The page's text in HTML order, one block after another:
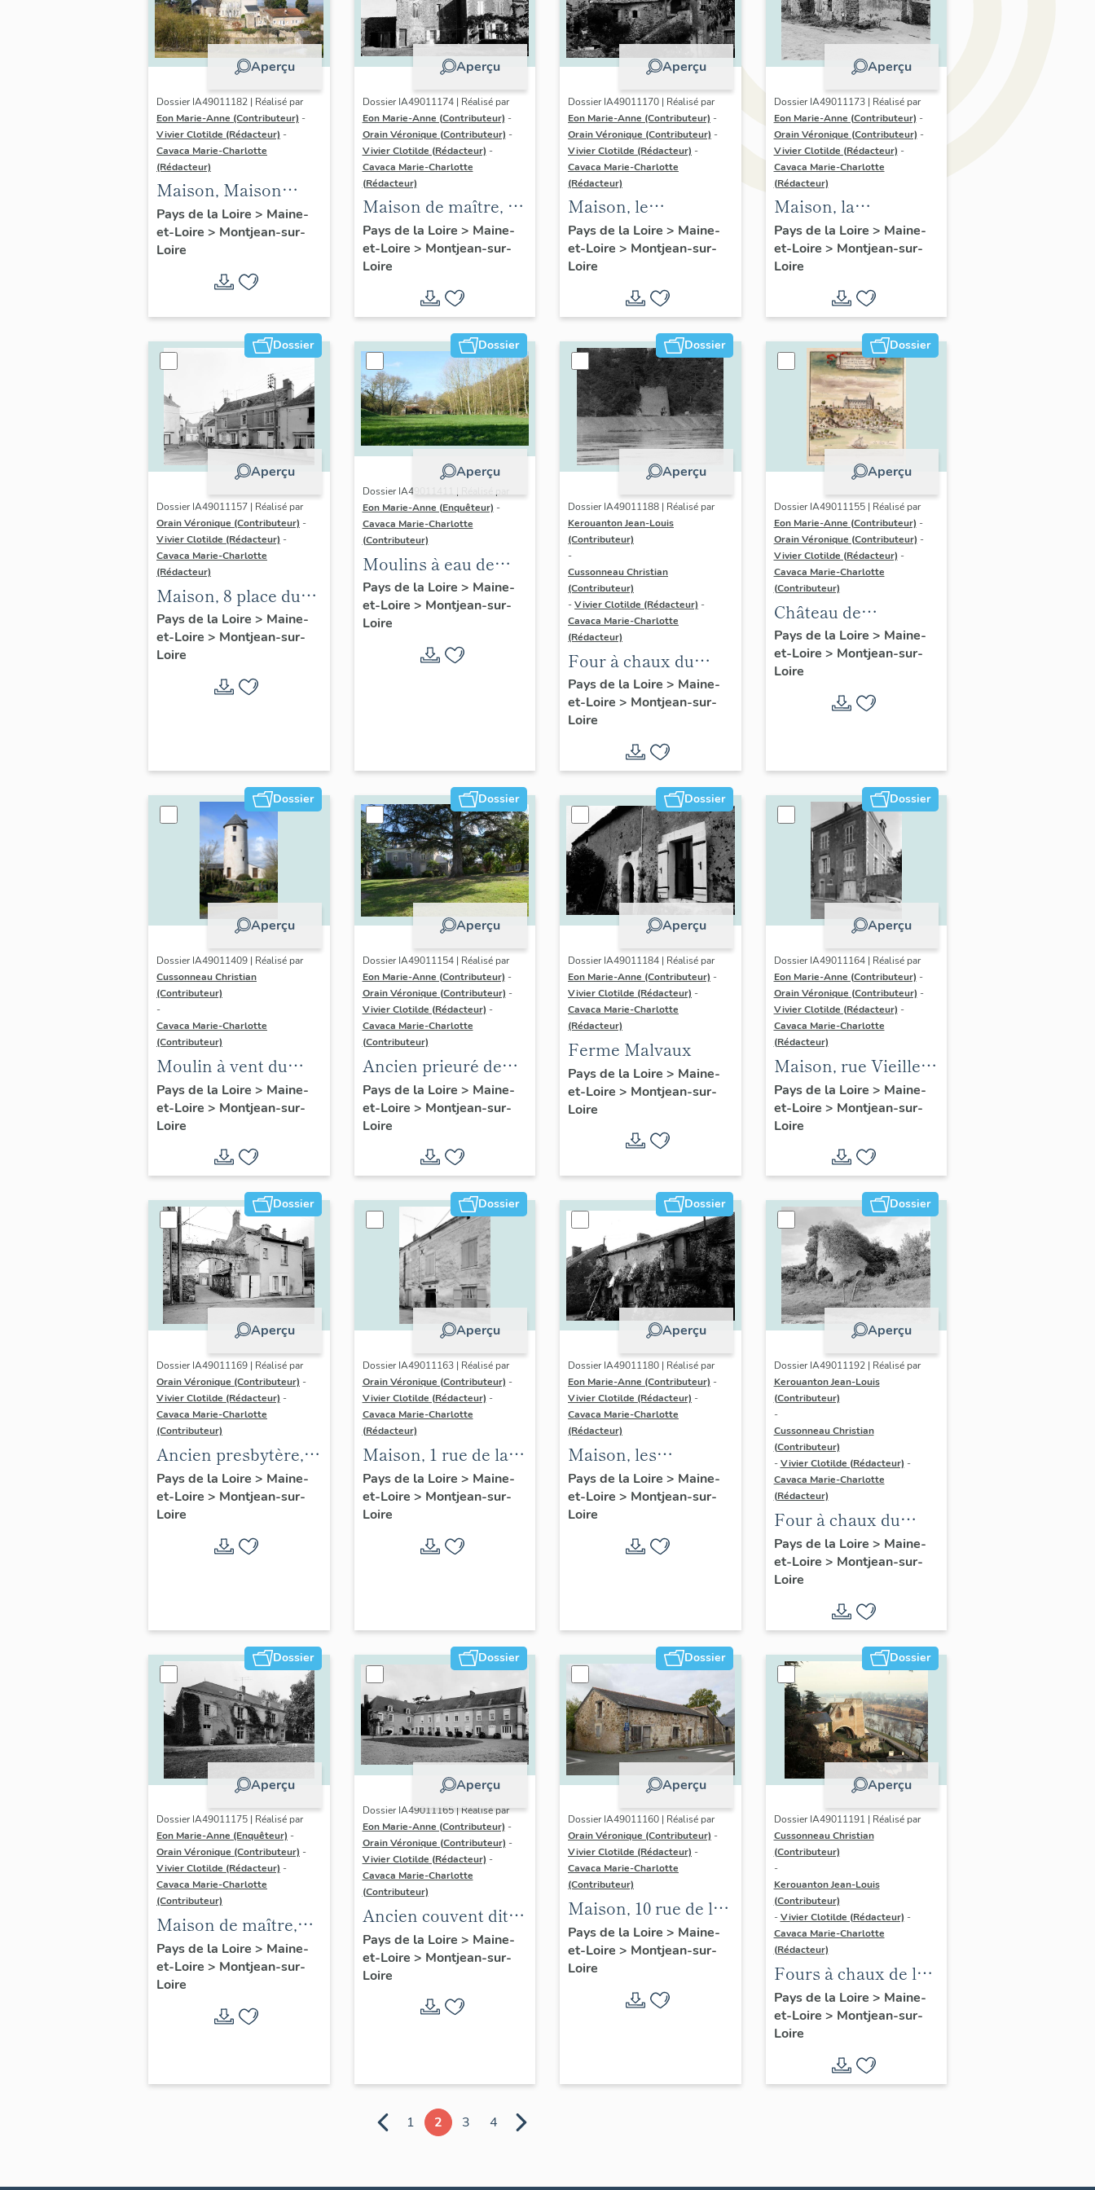
Aperçu
Dossier IA49011182 | Réalisé par
Eon Marie-Anne (Contributeur) -
Vivier Clotilde (Rédacteur) -
Cavaca Marie-Charlotte
(Rédacteur)
Maison, Maison
Blanche
Pays de la Loire > Maine-
et-Loire > Montjean-sur-
Loire
Aperçu
Dossier IA49011174 | Réalisé par
Eon Marie-Anne (Contributeur) -
Orain Véronique (Contributeur) -
Vivier Clotilde (Rédacteur) -
Cavaca Marie-Charlotte
(Rédacteur)
Maison de maître, la
Nouvelle Orchère
Pays de la Loire > Maine-
et-Loire > Montjean-sur-
Loire
Aperçu
Dossier IA49011170 | Réalisé par
Eon Marie-Anne (Contributeur) -
Orain Véronique (Contributeur) -
Vivier Clotilde (Rédacteur) -
Cavaca Marie-Charlotte
(Rédacteur)
Maison, le
Croissement
Pays de la Loire > Maine-
et-Loire > Montjean-sur-
Loire
Aperçu
Dossier IA49011173 | Réalisé par
Eon Marie-Anne (Contributeur) -
Orain Véronique (Contributeur) -
Vivier Clotilde (Rédacteur) -
Cavaca Marie-Charlotte
(Rédacteur)
Maison, la
Guindonnière
Pays de la Loire > Maine-
et-Loire > Montjean-sur-
Loire
Dossier
Aperçu
Dossier IA49011157 | Réalisé par
Orain Véronique (Contributeur) -
Vivier Clotilde (Rédacteur) -
Cavaca Marie-Charlotte
(Rédacteur)
Maison, 8 place du
Docteur-Defois
Pays de la Loire > Maine-
et-Loire > Montjean-sur-
Loire
Dossier
Aperçu
Dossier IA49011411 | Réalisé par
Eon Marie-Anne (Enquêteur) -
Cavaca Marie-Charlotte
(Contributeur)
Moulins à eau de
Châteaupanne
Pays de la Loire > Maine-
et-Loire > Montjean-sur-
Loire
Dossier
Aperçu
Dossier IA49011188 | Réalisé par
Kerouanton Jean-Louis
(Contributeur)
-
Cussonneau Christian
(Contributeur)
-Vivier Clotilde (Rédacteur) -
Cavaca Marie-Charlotte
(Rédacteur)
Four à chaux du
Cerisier
Pays de la Loire > Maine-
et-Loire > Montjean-sur-
Loire
Dossier
Aperçu
Dossier IA49011155 | Réalisé par
Eon Marie-Anne (Contributeur) -
Orain Véronique (Contributeur) -
Vivier Clotilde (Rédacteur) -
Cavaca Marie-Charlotte
(Contributeur)
Château de
Montjean-sur-Loire
(vestiges)
Pays de la Loire > Maine-
et-Loire > Montjean-sur-
Loire
Dossier
Aperçu
Dossier IA49011409 | Réalisé par
Cussonneau Christian
(Contributeur)
-
Cavaca Marie-Charlotte
(Contributeur)
Moulin à vent du
Lion ou du Bois, dit
Moulin-Neuf
Pays de la Loire > Maine-
et-Loire > Montjean-sur-
Loire
Dossier
Aperçu
Dossier IA49011154 | Réalisé par
Eon Marie-Anne (Contributeur) -
Orain Véronique (Contributeur) -
Vivier Clotilde (Rédacteur) -
Cavaca Marie-Charlotte
(Contributeur)
Ancien prieuré de
bénédictins Saint-
Martin-de-Vertou
Pays de la Loire > Maine-
et-Loire > Montjean-sur-
Loire
Dossier
Aperçu
Dossier IA49011184 | Réalisé par
Eon Marie-Anne (Contributeur) -
Vivier Clotilde (Rédacteur) -
Cavaca Marie-Charlotte
(Rédacteur)
Ferme Malvaux
Pays de la Loire > Maine-
et-Loire > Montjean-sur-
Loire
Dossier
Aperçu
Dossier IA49011164 | Réalisé par
Eon Marie-Anne (Contributeur) -
Orain Véronique (Contributeur) -
Vivier Clotilde (Rédacteur) -
Cavaca Marie-Charlotte
(Rédacteur)
Maison, rue Vieille-
du-Château
Pays de la Loire > Maine-
et-Loire > Montjean-sur-
Loire
Dossier
Aperçu
Dossier IA49011169 | Réalisé par
Orain Véronique (Contributeur) -
Vivier Clotilde (Rédacteur) -
Cavaca Marie-Charlotte
(Contributeur)
Ancien presbytère,
10 rue de la Perrière
Pays de la Loire > Maine-
et-Loire > Montjean-sur-
Loire
Dossier
Aperçu
Dossier IA49011163 | Réalisé par
Orain Véronique (Contributeur) -
Vivier Clotilde (Rédacteur) -
Cavaca Marie-Charlotte
(Rédacteur)
Maison, 1 rue de la
Repiellerie
Pays de la Loire > Maine-
et-Loire > Montjean-sur-
Loire
Dossier
Aperçu
Dossier IA49011180 | Réalisé par
Eon Marie-Anne (Contributeur) -
Vivier Clotilde (Rédacteur) -
Cavaca Marie-Charlotte
(Rédacteur)
Maison, les
Rochettes
Pays de la Loire > Maine-
et-Loire > Montjean-sur-
Loire
Dossier
Aperçu
Dossier IA49011192 | Réalisé par
Kerouanton Jean-Louis
(Contributeur)
-
Cussonneau Christian
(Contributeur)
-Vivier Clotilde (Rédacteur) -
Cavaca Marie-Charlotte
(Rédacteur)
Four à chaux du
Grand Lièvre,
Montpellier
Pays de la Loire > Maine-
et-Loire > Montjean-sur-
Loire
Dossier
Aperçu
Dossier IA49011175 | Réalisé par
Eon Marie-Anne (Enquêteur) -
Orain Véronique (Contributeur) -
Vivier Clotilde (Rédacteur) -
Cavaca Marie-Charlotte
(Contributeur)
Maison de maître,
l'Orchère
Pays de la Loire > Maine-
et-Loire > Montjean-sur-
Loire
Dossier
Aperçu
Dossier IA49011165 | Réalisé par
Eon Marie-Anne (Contributeur) -
Orain Véronique (Contributeur) -
Vivier Clotilde (Rédacteur) -
Cavaca Marie-Charlotte
(Contributeur)
Ancien couvent dit
des Cordeliers,
actuellement maison
dite Belle Vue
Pays de la Loire > Maine-
et-Loire > Montjean-sur-
Loire
Dossier
Aperçu
Dossier IA49011160 | Réalisé par
Orain Véronique (Contributeur) -
Vivier Clotilde (Rédacteur) -
Cavaca Marie-Charlotte
(Contributeur)
Maison, 10 rue de la
Mairie
Pays de la Loire > Maine-
et-Loire > Montjean-sur-
Loire
Dossier
Aperçu
Dossier IA49011191 | Réalisé par
Cussonneau Christian
(Contributeur)
-
Kerouanton Jean-Louis
(Contributeur)
-Vivier Clotilde (Rédacteur) -
Cavaca Marie-Charlotte
(Rédacteur)
Fours à chaux de la
Tranchée
Pays de la Loire > Maine-
et-Loire > Montjean-sur-
Loire
1 2 3 4